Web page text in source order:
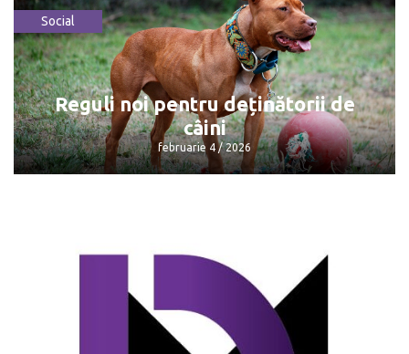
Consumatorii plătesc mai puțin pentru
gazele naturale
februarie 4 / 2026
Social
Reguli noi pentru deținătorii de
câini
februarie 4 / 2026
Reguli noi pentru deținătorii de câini
februarie 4 / 2026